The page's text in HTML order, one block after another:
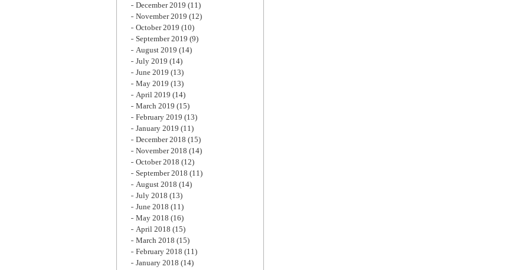
December 2019 (11)
November 2019 (12)
October 2019 (10)
September 2019 (9)
August 2019 (14)
July 2019 (14)
June 2019 (13)
May 2019 (13)
April 2019 (14)
March 2019 (15)
February 2019 (13)
January 2019 (11)
December 2018 (15)
November 2018 (14)
October 2018 (12)
September 2018 (11)
August 2018 (14)
July 2018 (13)
June 2018 (11)
May 2018 (16)
April 2018 (15)
March 2018 (15)
February 2018 (11)
January 2018 (14)